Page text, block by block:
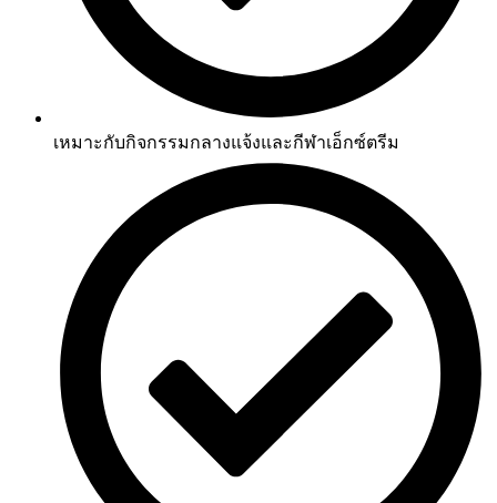
เหมาะกับกิจกรรมกลางแจ้งและกีฬาเอ็กซ์ตรีม